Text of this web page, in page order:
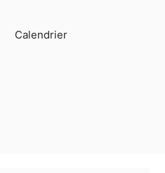
Calendrier